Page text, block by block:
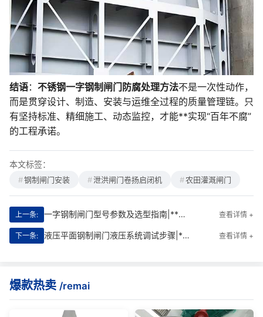
结语： 不锈钢一字钢制闸门防腐处理方法不是一次性动作，
而是贯穿设计、制造、安装与运维全过程的质量管理链。只
有坚持标准、精细施工、动态监控，才能**实现“百年不腐”
的工程承诺。
本文标签：
钢制闸门安装 泄洪闸门卷扬启闭机 农田灌溉闸门
上一条: 一字钢制闸门型号参数及选型指南|**守护水利命脉的工程利器 查看详情 +
下一条: 液压平面钢制闸门液压系统调试步骤|****，守护江河安澜 查看详情 +
爆款热卖 /remai